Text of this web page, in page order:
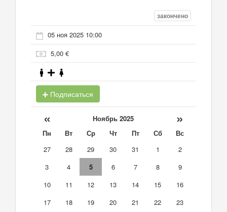
закончено
05 ноя 2025 10:00
5,00 €
Подписаться
« Ноябрь 2025 »
Пн Вт Ср Чт Пт Сб
Вс
27
28 29 30 31 1
2
3
4 5 6 7 8
9
10
11 12 13 14 15
16
17
18 19 20 21 22
23